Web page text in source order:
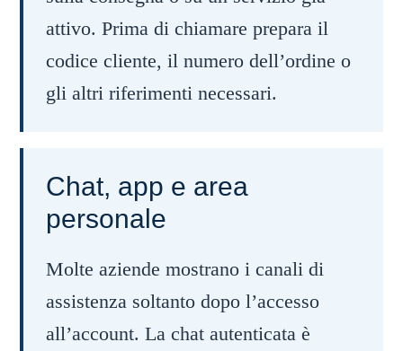
attivo. Prima di chiamare prepara il
codice cliente, il numero dell’ordine o
gli altri riferimenti necessari.
Chat, app e area
personale
Molte aziende mostrano i canali di
assistenza soltanto dopo l’accesso
all’account. La chat autenticata è